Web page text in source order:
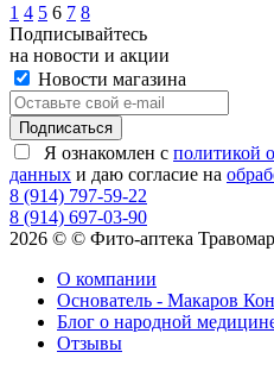
1 4 5 6 7 8
Подписывайтесь
на новости и акции
Новости магазина
Я ознакомлен с политикой
данных и даю согласие на
8 (914) 797-59-22
8 (914) 697-03-90
2026 © © Фито-аптека
О компании
Основатель - Макаров
Блог о народной
Отзывы